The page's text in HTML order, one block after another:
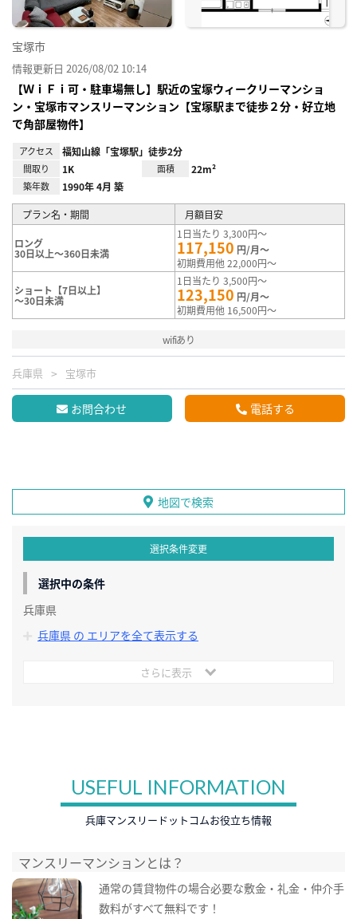
宝塚市
情報更新日 2026/08/02 10:14
【ＷｉＦｉ可・駐車場無し】駅近の宝塚ウィークリーマンショ
ン・宝塚市マンスリーマンション【宝塚駅まで徒歩２分・好立地
で角部屋物件】
アクセス 福知山線「宝塚駅」徒歩2分
間取り 1K 面積 22m²
築年数 1990年 4月 築
プラン名・期間 月額目安
ロング
30日以上～360日未満
1日当たり 3,300円～
117,150 円/月～
初期費用他 22,000円～
ショート【7日以上】
～30日未満
1日当たり 3,500円～
123,150 円/月～
初期費用他 16,500円～
wifiあり
兵庫県 宝塚市
お問合わせ 電話する
地図で検索
選択条件変更
選択中の条件
兵庫県
兵庫県 の エリアを全て表示する
さらに表示
USEFUL INFORMATION
兵庫マンスリードットコムお役立ち情報
マンスリーマンションとは？
通常の賃貸物件の場合必要な敷金・礼金・仲介手
数料がすべて無料です！